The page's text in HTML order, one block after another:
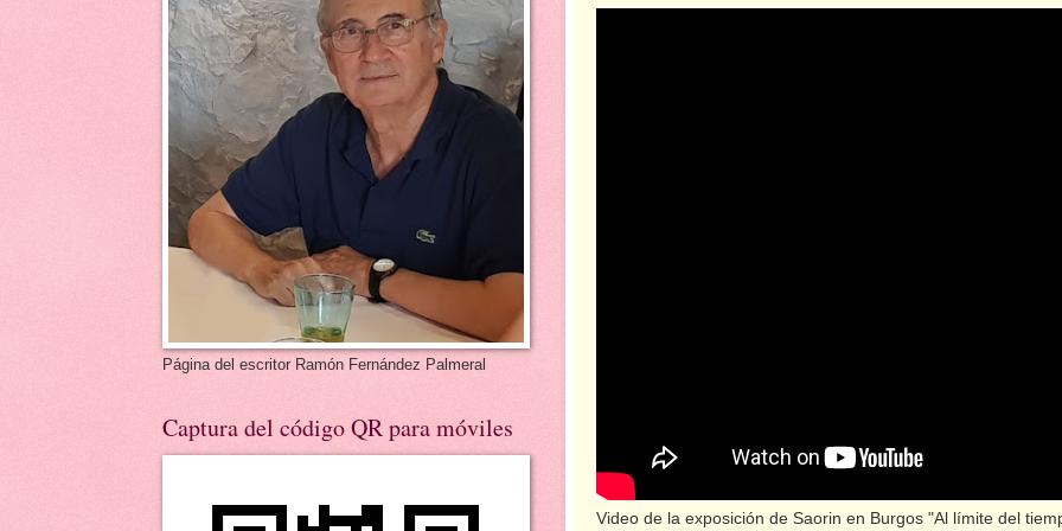
Video de la exposición de Saorin en Burgos "Al límite del
Página del escritor Ramón Fernández Palmeral
Captura del código QR para móviles